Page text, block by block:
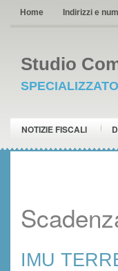
Home Indirizzi e
Studio
NOTIZIE FISCALI
IMU